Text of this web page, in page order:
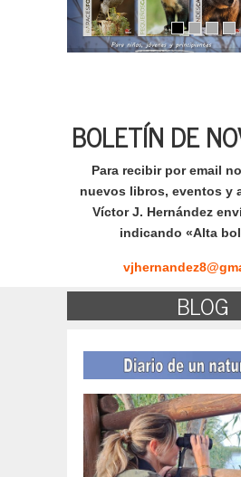
BOLETÍN DE
Para recibir por email
nuevos libros, eventos y
Víctor J. Hernández
indicando «Alta
BLOG